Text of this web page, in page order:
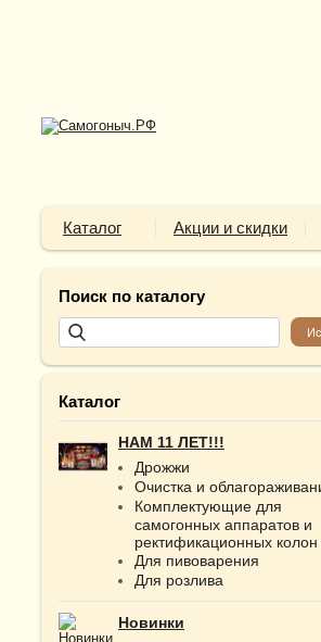
Каталог Акции и скидки
Поиск по каталогу
Каталог
НАМ 11 ЛЕТ!!!
Дрожжи
Очистка и
Комплектующие для
самогонных аппаратов и
ректификационных колон
Для пивоварения
Для розлива
Новинки